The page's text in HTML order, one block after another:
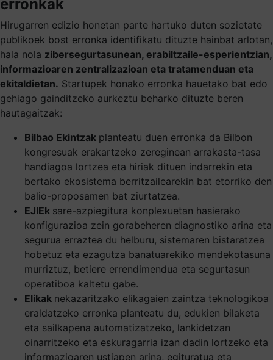
erronkak
Hirugarren edizio honetan parte hartuko duten sozietate
publikoek bost erronka identifikatu dituzte hainbat arlotan,
hala nola zibersegurtasunean, erabiltzaile-esperientzian,
informazioaren zentralizazioan eta tratamenduan eta
ekitaldietan. Startupek honako erronka hauetako bat edo
gehiago gainditzeko aurkeztu beharko dituzte beren
hautagaitzak:
Bilbao Ekintzak planteatu duen erronka da Bilbon
kongresuak erakartzeko zereginean arrakasta-tasa
handiagoa lortzea eta hiriak dituen indarrekin eta
bertako ekosistema berritzailearekin bat etorriko den
balio-proposamen bat ziurtatzea.
EJIEk sare-azpiegitura konplexuetan hasierako
konfigurazioa zein gorabeheren diagnostiko arina eta
segurua erraztea du helburu, sistemaren bistaratzea
hobetuz eta ezagutza banatuarekiko mendekotasuna
murriztuz, betiere errendimendua eta segurtasun
operatiboa kaltetu gabe.
Elikak nekazaritzako elikagaien zaintza teknologikoa
eraldatzeko erronka planteatu du, edukien bilaketa
eta sailkapena automatizatzeko, lankidetzan
oinarritzeko eta eskuragarria izan dadin lortzeko eta
informazioaren ustiapen arina, egituratua eta